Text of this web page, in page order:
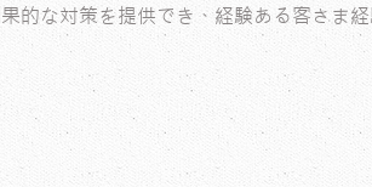
的な対策を提供でき、経験ある客さま